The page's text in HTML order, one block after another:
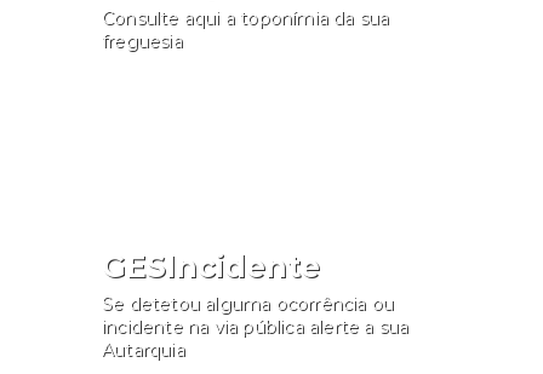
Consulte aqui a toponímia da sua
freguesia
GESIncidente
Se detetou alguma ocorrência ou
incidente na via pública alerte a sua
Autarquia